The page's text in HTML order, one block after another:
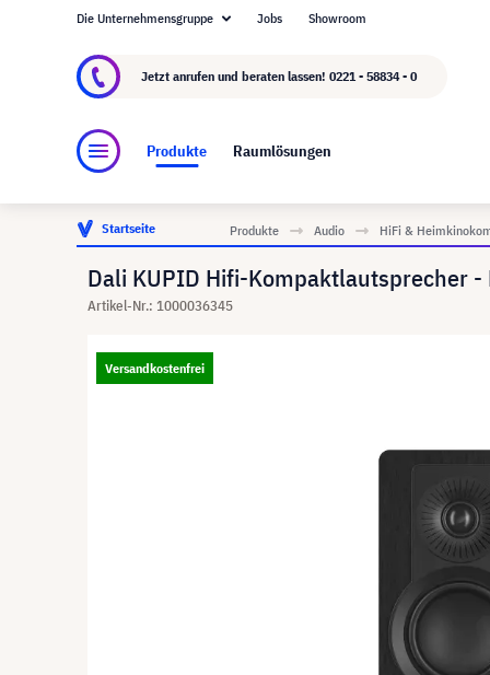
Über visunext.de
Die Unternehmensgruppe Jobs Showroom
Jetzt anrufen und beraten lassen! 0221 - 58834 - 0
Produkte Raumlösungen
Startseite Produkte Audio HiFi &
Dali KUPID Hifi-Kompaktlautsprecher -
Artikel-Nr.: 1000036345
Versandkostenfrei